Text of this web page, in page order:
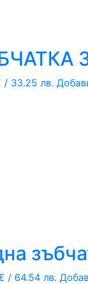
/ 33.25 лв.
/ 64.54 лв.